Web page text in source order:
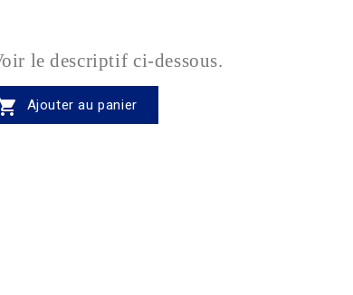
le descriptif ci-dessous.
Ajouter au panier